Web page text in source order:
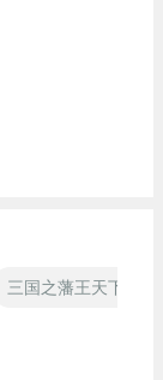
三国之藩王天下